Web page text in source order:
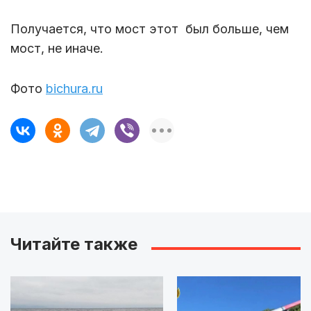
Получается, что мост этот был больше, чем
мост, не иначе.
Фото bichura.ru
Читайте также